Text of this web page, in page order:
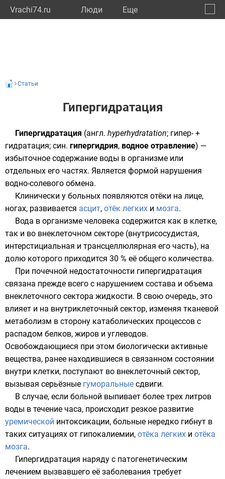
Vrachi74.ru Люди Eще
Статьи
Гипергидратация
Гипергидратация (англ. hyperhydratation; гипер- +
гидратация; син. гипергидрия, водное отравление) —
избыточное содержание воды в организме или
отдельных его частях. Является формой нарушения
водно-солевого обмена.
Клинически у больных появляются отёки на лице,
ногах, развивается асцит, отёк легких и мозга.
Вода в организме человека содержится как в клетке,
так и во внеклеточном секторе (внутрисосудистая,
интерстициальная и трансцеллюлярная его часть), на
долю которого приходится 30 % её общего количества.
При почечной недостаточности гипергидратация
связана прежде всего с нарушением состава и объема
внеклеточного сектора жидкости. В свою очередь, это
влияет и на внутриклеточный сектор, изменяя тканевой
метаболизм в сторону катаболических процессов с
распадом белков, жиров и углеводов.
Освобождающиеся при этом биологически активные
вещества, ранее находившиеся в связанном состоянии
внутри клетки, поступают во внеклеточный сектор,
вызывая серьёзные гуморальные сдвиги.
В случае, если больной выпивает более трех литров
воды в течение часа, происходит резкое развитие
уремической интоксикации, больные нередко гибнут в
таких ситуациях от гипокалиемии, отёка легких и отёка
мозга.
Гипергидратация наряду с патогенетическим
лечением вызвавшего её заболевания требует